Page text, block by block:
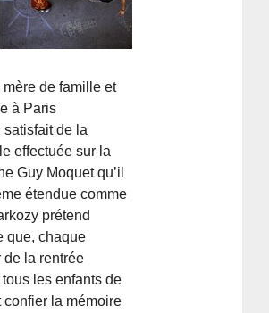
mère de famille et
à Paris
de la
effectuée sur la
Guy Moquet qu’il
étendue comme
prétend
que, chaque
de la rentrée
les enfants de
confier la mémoire